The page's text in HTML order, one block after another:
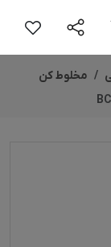
مخلوط کن